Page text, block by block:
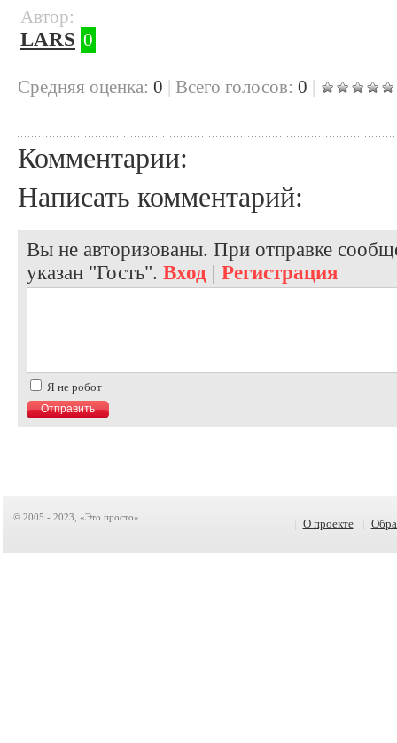
Автор:
LARS 0
Cредняя оценка: 0 | Всего голосов: 0 |
Комментарии:
Написать комментарий:
Вы не авторизованы. При отправке
указан "Гость". Вход | Регистрация
Я не робот
© 2005 - 2023, «Это просто» О проекте